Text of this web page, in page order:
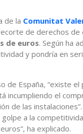
de la Comunitat
de derechos de
de euros. Según ha
y pondría en
de España, “existe
incumpliendo el
de las
golpe a la
ha explicado.